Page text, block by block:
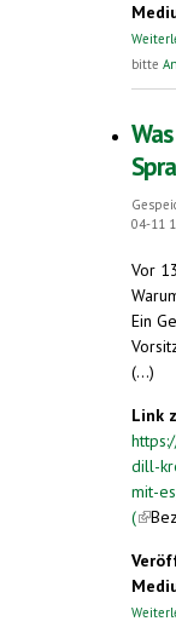
bitte
04-11
Vor
Ein
(...)
Link
dill-
mit-
((link